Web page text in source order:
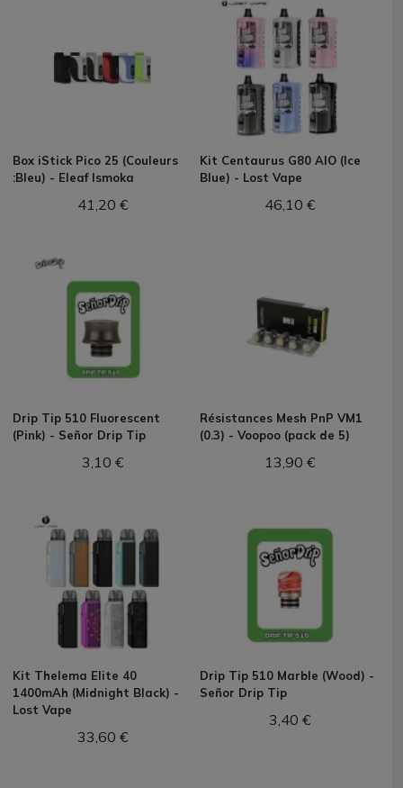
Box iStick Pico 25 (Couleurs
:Bleu) - Eleaf Ismoka
41,20 €
Kit Centaurus G80 AIO (Ice
Blue) - Lost Vape
46,10 €
Drip Tip 510 Fluorescent
(Pink) - Señor Drip Tip
3,10 €
Résistances Mesh PnP VM1
(0.3) - Voopoo (pack de 5)
13,90 €
Kit Thelema Elite 40
1400mAh (Midnight Black) -
Lost Vape
33,60 €
Drip Tip 510 Marble (Wood) -
Señor Drip Tip
3,40 €